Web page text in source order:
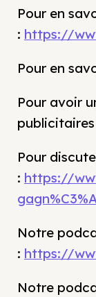
Pour en
: https://
Pour en
Pour avoir
publicitaires
Pour
: https://
Notre
: https://
Notre